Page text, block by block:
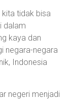
kita tidak bisa
dalam
kaya dan
negara-negara
Indonesia
negeri menjadi